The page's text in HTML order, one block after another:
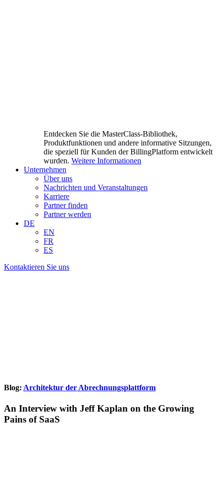
Entdecken Sie die MasterClass-Bibliothek,
Produktfunktionen und andere informative Sitzungen,
die speziell für Kunden der BillingPlatform entwickelt
wurden. Weitere Informationen
Unternehmen
Über uns
Nachrichten und Veranstaltungen
Karriere
Partner finden
Partner werden
DE
EN
FR
ES
Kontaktieren Sie uns
Blog: Architektur der Abrechnungsplattform
An Interview with Jeff Kaplan on the Growing
Pains of SaaS